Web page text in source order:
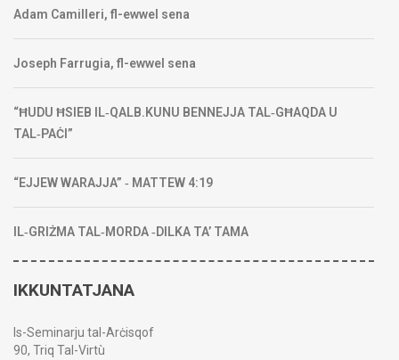
Adam Camilleri, fl-ewwel sena
Joseph Farrugia, fl-ewwel sena
“ĦUDU ĦSIEB IL‑QALB.KUNU BENNEJJA TAL‑GĦAQDA U
TAL‑PAĊI”
“EJJEW WARAJJA” ‑ MATTEW 4:19
IL‑GRIŻMA TAL‑MORDA ‑DILKA TA’ TAMA
IKKUNTATJANA
Is-Seminarju tal-Arċisqof
90, Triq Tal-Virtù